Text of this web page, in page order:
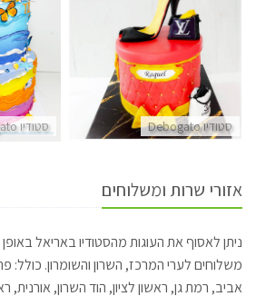
סטודיו Debogato סטודיו Debogato
אזורי שרות ומשלוחים
ניתן לאסוף את העוגות מהסטודיו באריאל
משלוחים לערי המרכז, השרון והשומרון.
אביב, רמת גן, ראשון לציון, הוד השרון,